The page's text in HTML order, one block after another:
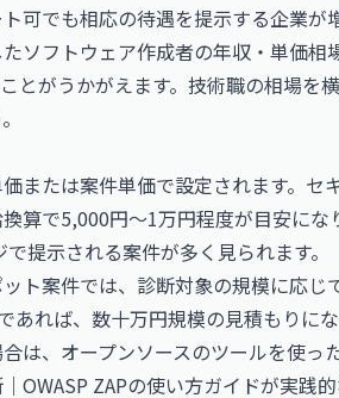
可でも相応の待遇を提示する企業が
ソフトウェア作成者の年収・単価相
とがうかがえます。技術職の相場を
または案件単価で設定されます。セ
算で5,000円〜1万円程度が目安にな
提示される案件が多く見られます。
ト案件では、診断対象の規模に応じ
れば、数十万円規模の見積もりに
は、オープンソースのツールを使っ
OWASP ZAPの使い方ガイドが実践